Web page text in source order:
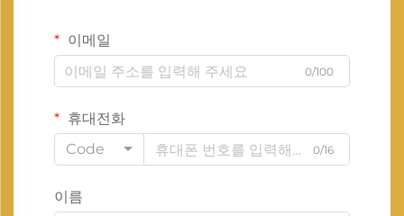
이메일
0/100
휴대전화
Code
0/16
이름